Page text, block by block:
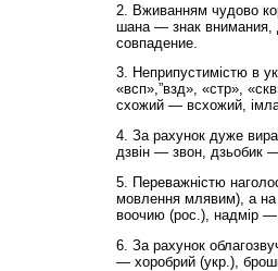
2. Вживанням чудово
шана — знак внимания,
совпадение.
3. Неприпустимістю в
«всп»,”взд», «стр»,
схожий — всхожий,
4. За рахунок дуже
дзвін — звон,
5. Переважністю
мовлення млявим), а на
воочию (рос.), надмір
6. За рахунок
— хоробрий (укр.),